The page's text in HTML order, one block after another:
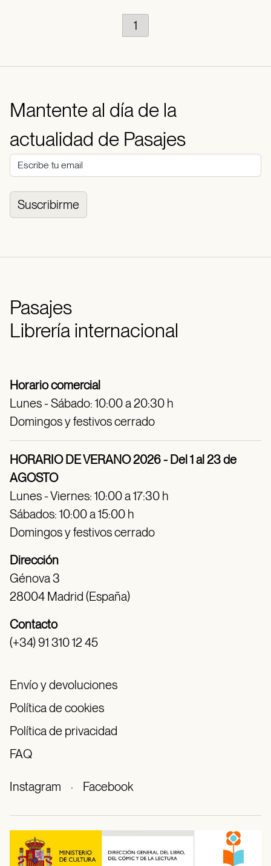
1
Mantente al día de la
actualidad de Pasajes
Suscribirme
Pasajes
Librería internacional
Horario comercial
Lunes - Sábado: 10:00 a 20:30 h
Domingos y festivos cerrado
HORARIO DE VERANO 2026 - Del 1 al 23 de
AGOSTO
Lunes - Viernes: 10:00 a 17:30 h
Sábados: 10:00 a 15:00 h
Domingos y festivos cerrado
Dirección
Génova 3
28004 Madrid (España)
Contacto
(+34) 91 310 12 45
Envío y devoluciones
Política de cookies
Política de privacidad
FAQ
Instagram · Facebook